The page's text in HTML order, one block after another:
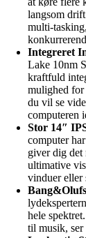
langsom
multi-
Integreret
Lake 10nm
kraftfuld
mulighed for
du vil se
computeren
Stor 14″
computer
giver dig det
ultimative
vinduer eller
hele
til musik,